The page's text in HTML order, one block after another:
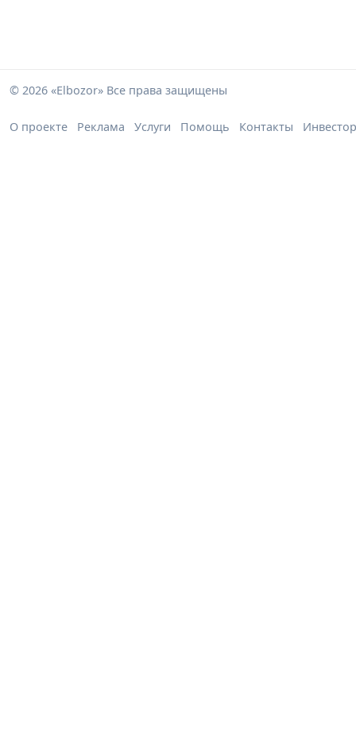
© 2026 «Elbozor» Все права защищены
О проекте Реклама Услуги Помощь Контакты